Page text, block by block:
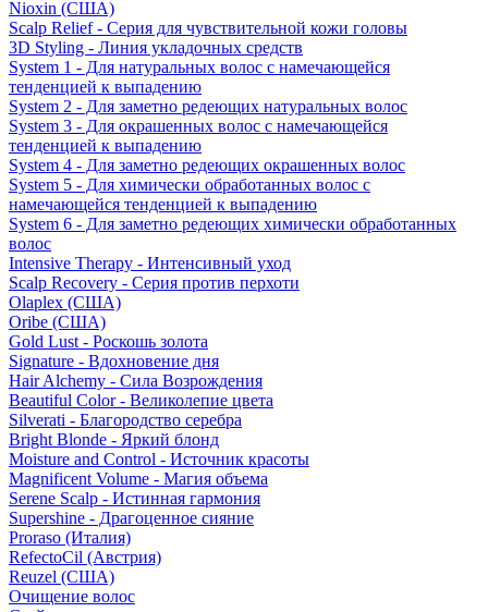
Nioxin (США)
Scalp Relief - Серия для чувствительной кожи головы
3D Styling - Линия укладочных средств
System 1 - Для натуральных волос с намечающейся
тенденцией к выпадению
System 2 - Для заметно редеющих натуральных волос
System 3 - Для окрашенных волос с намечающейся
тенденцией к выпадению
System 4 - Для заметно редеющих окрашенных волос
System 5 - Для химически обработанных волос с
намечающейся тенденцией к выпадению
System 6 - Для заметно редеющих химически обработанных
волос
Intensive Therapy - Интенсивный уход
Scalp Recovery - Серия против перхоти
Olaplex (США)
Oribe (США)
Gold Lust - Роскошь золота
Signature - Вдохновение дня
Hair Alchemy - Сила Возрождения
Beautiful Color - Великолепие цвета
Silverati - Благородство серебра
Bright Blonde - Яркий блонд
Moisture and Control - Источник красоты
Magnificent Volume - Магия объема
Serene Scalp - Истинная гармония
Supershine - Драгоценное сияние
Proraso (Италия)
RefectoCil (Австрия)
Reuzel (США)
Очищение волос